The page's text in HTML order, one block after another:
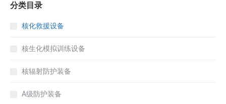
分类目录
核化救援设备
核生化模拟训练设备
核辐射防护装备
A级防护装备